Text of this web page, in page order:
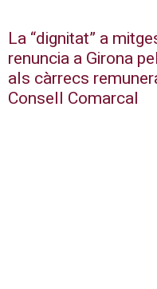
La “dignitat” a
renuncia a Girona
als càrrecs
Consell Comarcal